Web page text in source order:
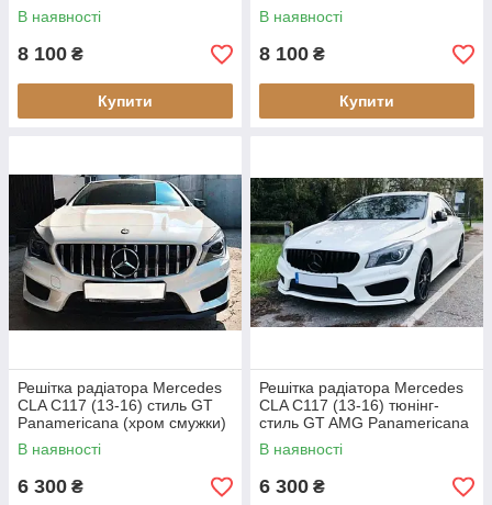
В наявності
8 100 ₴
Купити
В наявності
8 100 ₴
Купити
Решітка радіатора Mercedes
CLA C117 (13-16) стиль GT
Panamericana (хром смужки)
В наявності
6 300 ₴
Решітка радіатора Mercedes
CLA C117 (13-16) тюнінг-
стиль GT AMG Panamericana
(чорна)
В наявності
6 300 ₴